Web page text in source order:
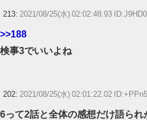
213: 2021/08/25(水) 02:02:48.93
>>188
検事3でいいよね
202: 2021/08/25(水) 02:01:22.02
6って2話と全体の感想だけ語られ